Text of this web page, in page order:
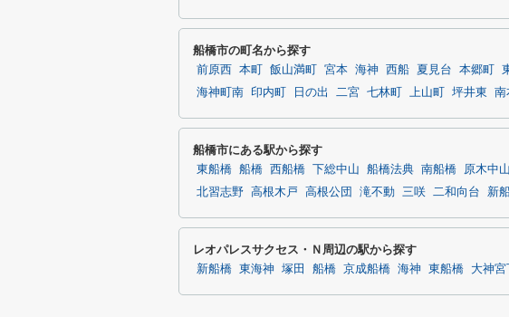
船橋市の町名から探す
前原西 本町 飯山満町 宮本 海神 西船 夏見台 本郷町
海神町南 印内町 日の出 二宮 七林町 上山町 坪井東 南
船橋市にある駅から探す
東船橋 船橋 西船橋 下総中山 船橋法典 南船橋 原木中山
北習志野
高根木戸 高根公団 滝不動 三咲 二和向台 新
レオパレスサクセス・Ｎ周辺の駅から探す
新船橋 東海神 塚田 船橋 京成船橋 海神 東船橋 大神宮